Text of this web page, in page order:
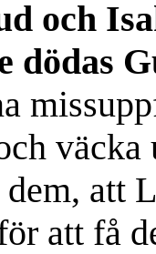
och
dödas
väcka
att
att få